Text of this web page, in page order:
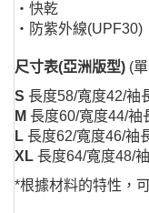
・快乾
・防紫外線(UPF30)
尺寸表(亞洲版型) (
S 長度58/寬度42/袖
M 長度60/寬度44/袖
L 長度62/寬度46/袖
XL 長度64/寬度48/
*根據材料的特性，